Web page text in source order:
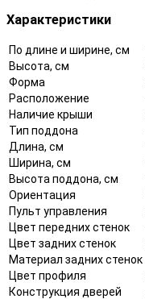
Характеристики
По длине и ширине, см
Высота, см
Форма
Расположение
Наличие крыши
Тип поддона
Длина, см
Ширина, см
Высота поддона, см
Ориентация
Пульт управления
Цвет передних стенок
Цвет задних стенок
Материал задних стенок
Цвет профиля
Конструкция дверей